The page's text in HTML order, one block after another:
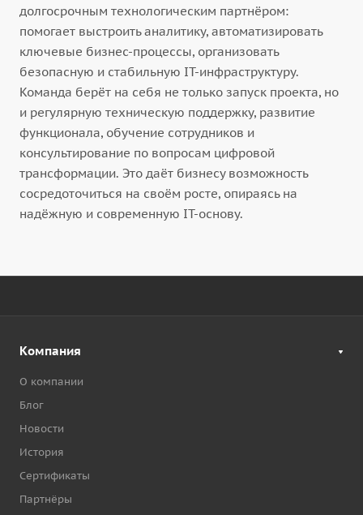
долгосрочным технологическим партнёром:
помогает выстроить аналитику, автоматизировать
ключевые бизнес-процессы, организовать
безопасную и стабильную IT-инфраструктуру.
Команда берёт на себя не только запуск проекта, но
и регулярную техническую поддержку, развитие
функционала, обучение сотрудников и
консультирование по вопросам цифровой
трансформации. Это даёт бизнесу возможность
сосредоточиться на своём росте, опираясь на
надёжную и современную IT-основу.
Компания
О компании
Блог
Новости
История
Сертификаты
Партнёры